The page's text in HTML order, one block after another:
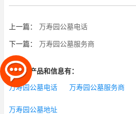
上一篇： 万寿园公墓电话
下一篇： 万寿园公墓服务商
相关的产品和信息有：
万寿园公墓电话 万寿园公墓服务商
万寿园公墓地址